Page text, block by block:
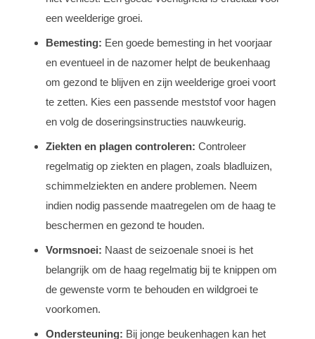
een weelderige groei.
Bemesting: Een goede bemesting in het voorjaar
en eventueel in de nazomer helpt de beukenhaag
om gezond te blijven en zijn weelderige groei voort
te zetten. Kies een passende meststof voor hagen
en volg de doseringsinstructies nauwkeurig.
Ziekten en plagen controleren: Controleer
regelmatig op ziekten en plagen, zoals bladluizen,
schimmelziekten en andere problemen. Neem
indien nodig passende maatregelen om de haag te
beschermen en gezond te houden.
Vormsnoei: Naast de seizoenale snoei is het
belangrijk om de haag regelmatig bij te knippen om
de gewenste vorm te behouden en wildgroei te
voorkomen.
Ondersteuning: Bij jonge beukenhagen kan het